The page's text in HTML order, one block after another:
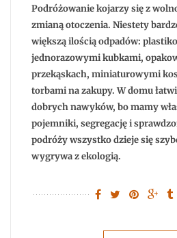
Podróżowanie kojarzy się z
zmianą otoczenia. Niestety
większą ilością odpadów:
jednorazowymi kubkami,
przekąskach, miniaturowymi
torbami na zakupy. W domu
dobrych nawyków, bo mamy
pojemniki, segregację i
podróży wszystko dzieje się
wygrywa z ekologią.